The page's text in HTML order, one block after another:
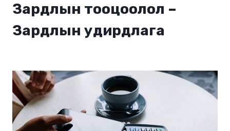
Зардлын тооцоолол –
Зардлын удирдлага